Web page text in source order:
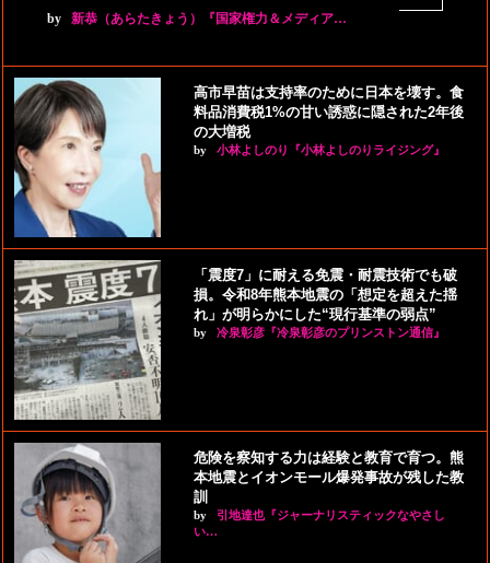
by 新恭（あらたきょう）『国家権力＆メディア…
高市早苗は支持率のために日本を壊す。食
料品消費税1%の甘い誘惑に隠された2年後
の大増税
by 小林よしのり『小林よしのりライジング』
「震度7」に耐える免震・耐震技術でも破
損。令和8年熊本地震の「想定を超えた揺
れ」が明らかにした“現行基準の弱点”
by 冷泉彰彦『冷泉彰彦のプリンストン通信』
危険を察知する力は経験と教育で育つ。熊
本地震とイオンモール爆発事故が残した教
訓
by
引地達也『ジャーナリスティックなやさし
い…